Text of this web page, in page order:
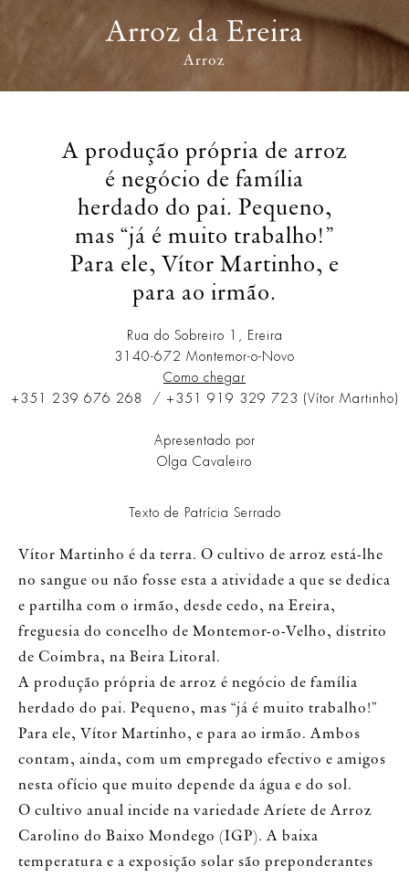
Arroz da Ereira
Arroz
A produção própria de arroz
é negócio de família
herdado do pai. Pequeno,
mas “já é muito trabalho!”
Para ele, Vítor Martinho, e
para ao irmão.
Rua do Sobreiro 1, Ereira
3140-672 Montemor-o-Novo
Como chegar
+351 239 676 268 / +351 919 329 723 (Vítor Martinho)
Apresentado por
Olga Cavaleiro
Texto de Patrícia Serrado
Vítor Martinho é da terra. O cultivo de arroz está-lhe
no sangue ou não fosse esta a atividade a que se dedica
e partilha com o irmão, desde cedo, na Ereira,
freguesia do concelho de Montemor-o-Velho, distrito
de Coimbra, na Beira Litoral.
A produção própria de arroz é negócio de família
herdado do pai. Pequeno, mas “já é muito trabalho!”
Para ele, Vítor Martinho, e para ao irmão. Ambos
contam, ainda, com um empregado efectivo e amigos
nesta ofício que muito depende da água e do sol.
O cultivo anual incide na variedade Aríete de Arroz
Carolino do Baixo Mondego (IGP). A baixa
temperatura e a exposição solar são preponderantes